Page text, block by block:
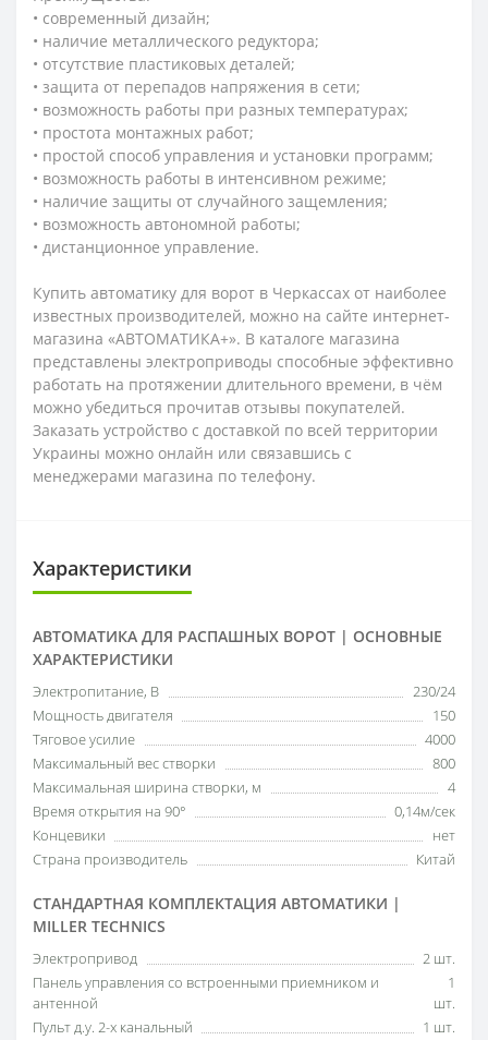
• современный дизайн;
• наличие металлического редуктора;
• отсутствие пластиковых деталей;
• защита от перепадов напряжения в сети;
• возможность работы при разных температурах;
• простота монтажных работ;
• простой способ управления и установки программ;
• возможность работы в интенсивном режиме;
• наличие защиты от случайного защемления;
• возможность автономной работы;
• дистанционное управление.
Купить автоматику для ворот в Черкассах от наиболее
известных производителей, можно на сайте интернет-
магазина «АВТОМАТИКА+». В каталоге магазина
представлены электроприводы способные эффективно
работать на протяжении длительного времени, в чём
можно убедиться прочитав отзывы покупателей.
Заказать устройство с доставкой по всей территории
Украины можно онлайн или связавшись с
менеджерами магазина по телефону.
Характеристики
АВТОМАТИКА ДЛЯ РАСПАШНЫХ ВОРОТ | ОСНОВНЫЕ
ХАРАКТЕРИСТИКИ
Электропитание, В
230/24
Мощность двигателя
150
Тяговое усилие
4000
Максимальный вес створки
800
Максимальная ширина створки, м
4
Время открытия на 90°
0,14м/сек
Концевики
нет
Страна производитель
Китай
СТАНДАРТНАЯ КОМПЛЕКТАЦИЯ АВТОМАТИКИ |
MILLER TECHNICS
Электропривод
2 шт.
Панель управления со встроенными приемником и
антенной
1
шт.
Пульт д.у. 2-х канальный
1 шт.